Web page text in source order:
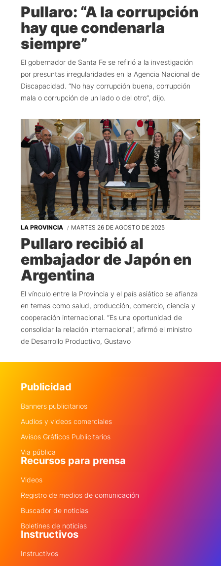
Pullaro: “A la corrupción
hay que condenarla
siempre”
El gobernador de Santa Fe se refirió a la investigación
por presuntas irregularidades en la Agencia Nacional de
Discapacidad. “No hay corrupción buena, corrupción
mala o corrupción de un lado o del otro”, dijo.
LA PROVINCIA MARTES 26 DE AGOSTO DE 2025
Pullaro recibió al
embajador de Japón en
Argentina
El vínculo entre la Provincia y el país asiático se afianza
en temas como salud, producción, comercio, ciencia y
cooperación internacional. “Es una oportunidad de
consolidar la relación internacional", afirmó el ministro
de Desarrollo Productivo, Gustavo
Publicidad
Banners publicitarios
Audios y videos comerciales
Avisos Gráficos Publicitarios
Via pública
Recursos para prensa
Videos
Registro de medios de comunicación
Buscador de noticias
Boletines de noticias
Instructivos
Instructivos